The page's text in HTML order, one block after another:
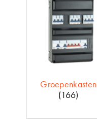
Groepenkasten
(166)